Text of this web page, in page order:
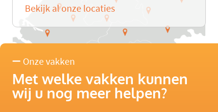
Bekijk al onze locaties
Onze vakken
Met welke vakken kunnen
wij u nog meer helpen?